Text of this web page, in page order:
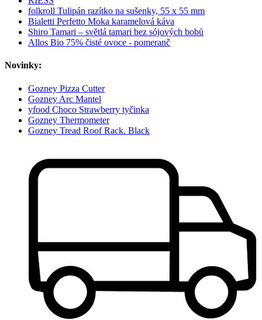
folkroll Tulipán razítko na sušenky, 55 x 55 mm
Bialetti Perfetto Moka karamelová káva
Shiro Tamari – světlá tamari bez sójových bobů
Allos Bio 75% čisté ovoce - pomeranč
Novinky:
Gozney Pizza Cutter
Gozney Arc Mantel
yfood Choco Strawberry tyčinka
Gozney Thermometer
Gozney Tread Roof Rack. Black